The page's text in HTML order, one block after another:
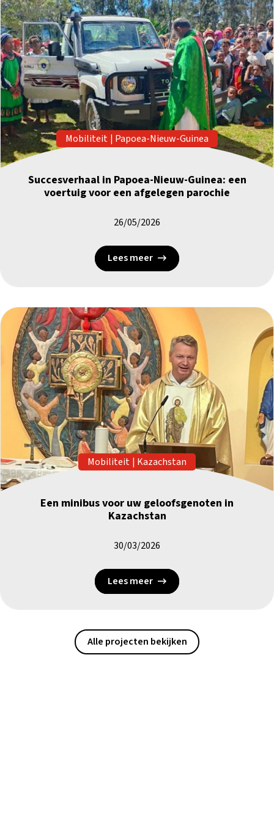
Mobiliteit | Papoea-Nieuw-Guinea
Succesverhaal in Papoea-Nieuw-Guinea: een
voertuig voor een afgelegen parochie
26/05/2026
Lees meer
Mobiliteit | Kazachstan
Een minibus voor uw geloofsgenoten in
Kazachstan
30/03/2026
Lees meer
Alle projecten bekijken